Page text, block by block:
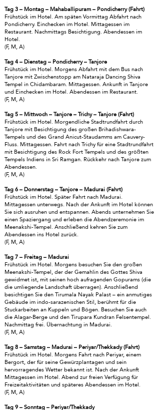
Tag 3 – Montag – Mahaballipuram – Pondicherry (Fahrt)
Frühstück im Hotel. Am späten Vormittag Abfahrt nach
Pondicherry. Einchecken im Hotel. Mittagessen im
Restaurant. Nachmittags Besichtigung. Abendessen im
Hotel.
(F, M, A)
Tag 4 – Dienstag – Pondicherry – Tanjore
Frühstück im Hotel. Morgens Abfahrt mit dem Bus nach
Tanjore mit Zwischenstopp am Nataraja Dancing Shiva
Tempel in Chidambaram. Mittagessen. Ankunft in Tanjore
und Einchecken im Hotel. Abendessen im Restaurant.
(F, M, A)
Tag 5 – Mittwoch – Tanjore – Trichy – Tanjore (Fahrt)
Frühstück im Hotel. Morgendliche Stadtrundfahrt durch
Tanjore mit Besichtigung des großen Brihadishwara-
Tempels und des Grand Anicut-Staudamms am Cauvery-
Fluss. Mittagessen. Fahrt nach Trichy für eine Stadtrundfahrt
mit Besichtigung des Rock Fort Tempels und des größten
Tempels Indiens in Sri Ramgan. Rückkehr nach Tanjore zum
Abendessen.
(F, M, A)
Tag 6 – Donnerstag – Tanjore – Madurai (Fahrt)
Frühstück im Hotel. Später Fahrt nach Madurai.
Mittagessen unterwegs. Nach der Ankunft im Hotel können
Sie sich ausruhen und entspannen. Abends unternehmen Sie
einen Spaziergang und erleben die Abendzeremonie im
Meenakshi-Tempel. Anschließend kehren Sie zum
Abendessen ins Hotel zurück.
(F, M, A)
Tag 7 – Freitag – Madurai
Frühstück im Hotel. Morgens besuchen Sie den großen
Meenakshi-Tempel, der der Gemahlin des Gottes Shiva
gewidmet ist, mit seinen hoch aufragenden Gopurams (die
die umliegende Landschaft überragen). Anschließend
besichtigen Sie den Tirumala Nayak Palast – ein anmutiges
Gebäude im indo-sarazenischen Stil, berühmt für die
Stuckarbeiten an Kuppeln und Bögen. Besuchen Sie auch
die Alagar-Berge und den Tirupara Kundran Felsentempel.
Nachmittag frei. Übernachtung in Madurai.
(F, M, A)
Tag 8 – Samstag – Madurai – Periyar/Thekkady (Fahrt)
Frühstück im Hotel. Morgens Fahrt nach Periyar, einem
Bergort, der für seine Gewürzplantagen und sein
hervorragendes Wetter bekannt ist. Nach der Ankunft
Mittagessen im Hotel. Abend zur freien Verfügung für
Freizeitaktivitäten und späteres Abendessen im Hotel.
(F, M, A)
Tag 9 – Sonntag – Periyar/Thekkady